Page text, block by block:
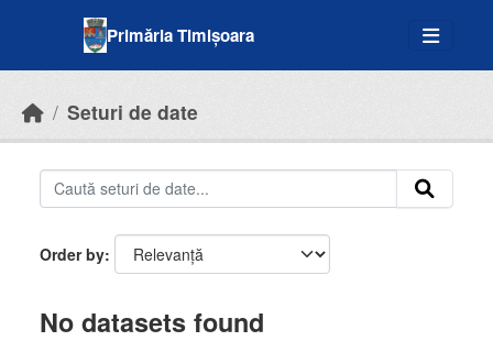
Primăria Timișoara
Seturi de date
Order by
No datasets found